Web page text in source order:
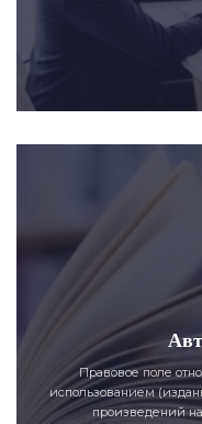
Правовое поле
использованием
произведений